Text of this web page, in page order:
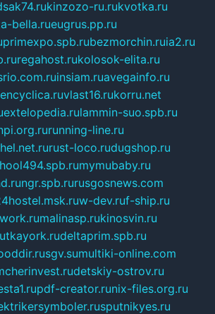
kinzozo-ru.rukvotka.ru
bella.rueugrus.pp.ru
primexpo.spb.rubezmorchin.ruia2.ru
regahost.rukolosok-elita.ru
insiam.ruavegainfo.ru
vlast16.rukorru.net
extelopedia.rulammin-suo.spb.ru
running-line.ru
rust-loco.rudugshop.ru
mymubaby.ru
ngr.spb.rurusgosnews.com
w-dev.ruf-ship.ru
malinasp.rukinosvin.ru
deltaprim.spb.ru
sgv.sumultiki-online.com
cherinvest.rudetskiy-ostrov.ru
pdf-creator.runix-files.org.ru
sputnikyes.ru